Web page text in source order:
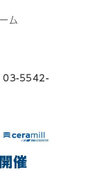
ム
03-5542-